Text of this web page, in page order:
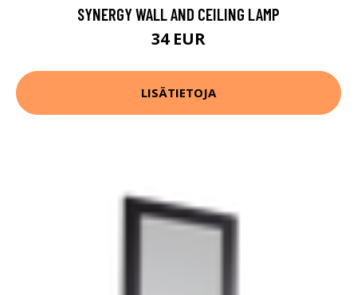
SYNERGY WALL AND CEILING LAMP
34 EUR
LISÄTIETOJA